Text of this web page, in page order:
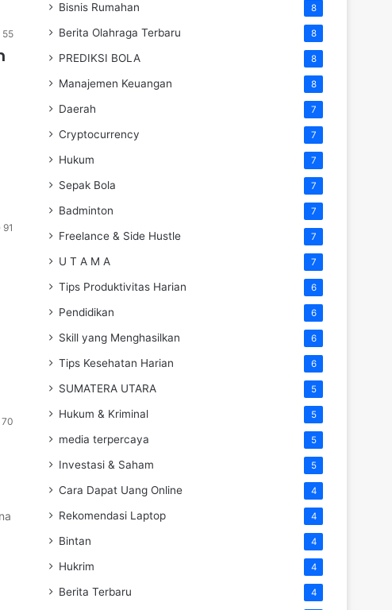
55
91
70
Bisnis Rumahan 8
Berita Olahraga Terbaru 8
PREDIKSI BOLA 8
Manajemen Keuangan 8
Daerah 7
Cryptocurrency 7
Hukum 7
Sepak Bola 7
Badminton 7
Freelance & Side Hustle 7
U T A M A 7
Tips Produktivitas Harian 6
Pendidikan 6
Skill yang Menghasilkan 6
Tips Kesehatan Harian 6
SUMATERA UTARA 5
Hukum & Kriminal 5
media terpercaya 5
Investasi & Saham 5
Cara Dapat Uang Online 4
Rekomendasi Laptop 4
Bintan 4
Hukrim 4
Berita Terbaru 4